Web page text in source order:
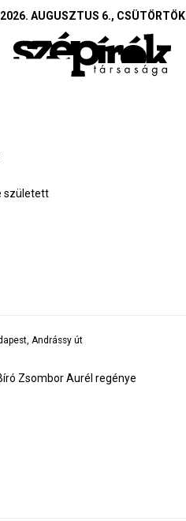
2026. AUGUSZTUS 6., CSÜTÖRTÖK
született
Andrássy út
Zsombor Aurél regénye